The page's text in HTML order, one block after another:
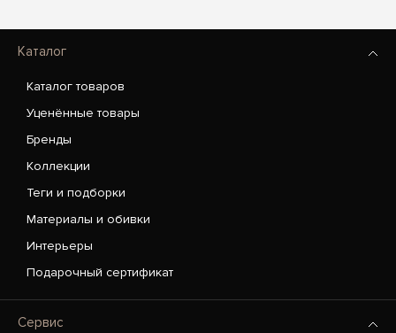
Каталог
Каталог товаров
Уценённые товары
Бренды
Коллекции
Теги и подборки
Материалы и обивки
Интерьеры
Подарочный сертификат
Сервис